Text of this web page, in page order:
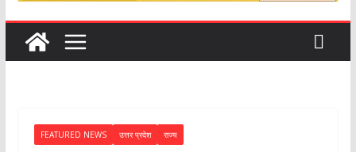
FEATURED NEWS उत्तर प्रदेश राज्य